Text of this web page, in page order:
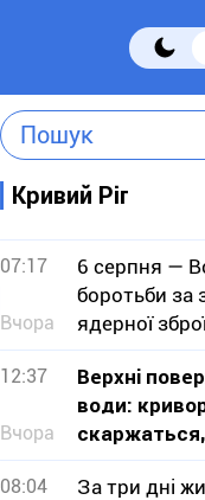
Пошук
Кривий Ріг
07:17
Вчора
6 серпня —
боротьби за
ядерної
12:37
Вчора
Верхні
води:
не визнає
08:04
За три дні